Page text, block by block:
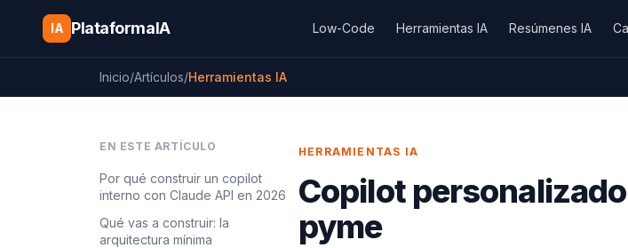
Saltar al contenido
IA PlataformaIA Low-Code Herramientas IA Resúmenes IA
Inicio/Artículos/Herramientas IA
EN ESTE ARTÍCULO
Por qué construir un copilot
interno con Claude API en 2026
Qué vas a construir: la
arquitectura mínima
HERRAMIENTAS IA
Copilot
pyme